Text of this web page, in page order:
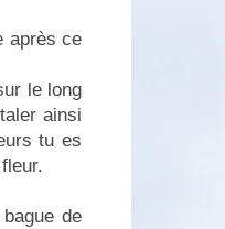
après ce
le long
ainsi
tu es
de